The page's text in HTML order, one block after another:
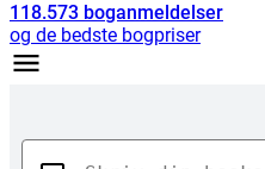
118.573 boganmeldelser
og de bedste bogpriser